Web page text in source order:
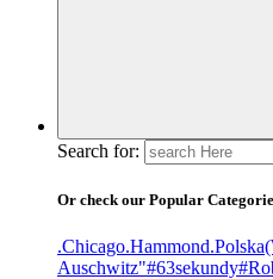
Search for:
Or check our Popular
.Chicago.Hammond.Polska
Auschwitz"#63sekundy